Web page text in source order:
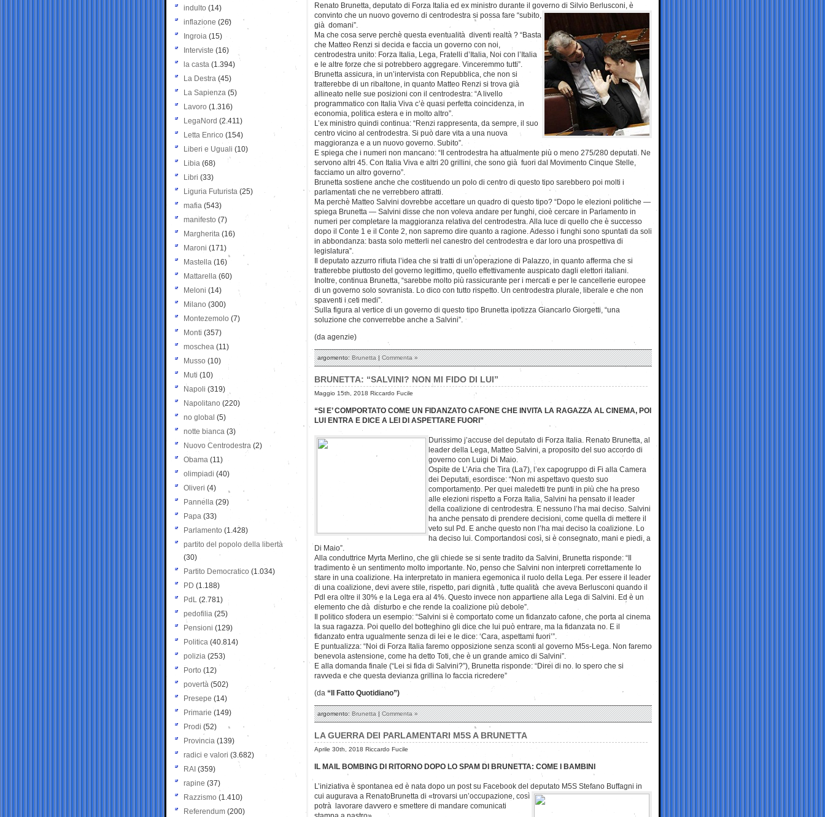
Renato Brunetta, deputato di Forza Italia ed ex ministro durante il governo di Silvio Berlusconi, è
convinto che un nuovo governo di centrodestra si possa fare “subito,
già domani”.
Ma che cosa serve perchè questa eventualità diventi realtà ? “Basta
che Matteo Renzi si decida e faccia un governo con noi,
centrodestra unito: Forza Italia, Lega, Fratelli d’Italia, Noi con l’Italia
e le altre forze che si potrebbero aggregare. Vinceremmo tutti”.
Brunetta assicura, in un’intervista con Repubblica, che non si
tratterebbe di un ribaltone, in quanto Matteo Renzi si trova già
allineato nelle sue posizioni con il centrodestra: “A livello
programmatico con Italia Viva c’è quasi perfetta coincidenza, in
economia, politica estera e in molto altro”.
L’ex ministro quindi continua: “Renzi rappresenta, da sempre, il suo
centro vicino al centrodestra. Si può dare vita a una nuova
maggioranza e a un nuovo governo. Subito”.
E spiega che i numeri non mancano: “Il centrodestra ha attualmente più o meno 275/280 deputati. Ne
servono altri 45. Con Italia Viva e altri 20 grillini, che sono già fuori dal Movimento Cinque Stelle,
facciamo un altro governo”.
Brunetta sostiene anche che costituendo un polo di centro di questo tipo sarebbero poi molti i
parlamentati che ne verrebbero attratti.
Ma perchè Matteo Salvini dovrebbe accettare un quadro di questo tipo? “Dopo le elezioni politiche —
spiega Brunetta — Salvini disse che non voleva andare per funghi, cioè cercare in Parlamento in
numeri per completare la maggioranza relativa del centrodestra. Alla luce di quello che è successo
dopo il Conte 1 e il Conte 2, non sapremo dire quanto a ragione. Adesso i funghi sono spuntati da soli
in abbondanza: basta solo metterli nel canestro del centrodestra e dar loro una prospettiva di
legislatura”.
Il deputato azzurro rifiuta l’idea che si tratti di un’operazione di Palazzo, in quanto afferma che si
tratterebbe piuttosto del governo legittimo, quello effettivamente auspicato dagli elettori italiani.
Inoltre, continua Brunetta, “sarebbe molto più rassicurante per i mercati e per le cancellerie europee
di un governo solo sovranista. Lo dico con tutto rispetto. Un centrodestra plurale, liberale e che non
spaventi i ceti medi”.
Sulla figura al vertice di un governo di questo tipo Brunetta ipotizza Giancarlo Giorgetti, “una
soluzione che converrebbe anche a Salvini”.
(da agenzie)
argomento:Brunetta|Commenta »
BRUNETTA: “SALVINI? NON MI FIDO DI LUI”
Maggio 15th, 2018 Riccardo Fucile
“SI E’ COMPORTATO COME UN FIDANZATO CAFONE CHE INVITA LA RAGAZZA AL CINEMA, POI
LUI ENTRA E DICE A LEI DI ASPETTARE FUORI”
Durissimo j’accuse del deputato di Forza Italia. Renato Brunetta, al
leader della Lega, Matteo Salvini, a proposito del suo accordo di
governo con Luigi Di Maio.
Ospite de L’Aria che Tira (La7), l’ex capogruppo di Fi alla Camera
dei Deputati, esordisce: “Non mi aspettavo questo suo
comportamento. Per quei maledetti tre punti in più che ha preso
alle elezioni rispetto a Forza Italia, Salvini ha pensato il leader
della coalizione di centrodestra. E nessuno l’ha mai deciso. Salvini
ha anche pensato di prendere decisioni, come quella di mettere il
veto sul Pd. E anche questo non l’ha mai deciso la coalizione. Lo
ha deciso lui. Comportandosi così, si è consegnato, mani e piedi, a
Di Maio”.
Alla conduttrice Myrta Merlino, che gli chiede se si sente tradito da Salvini, Brunetta risponde: “Il
tradimento è un sentimento molto importante. No, penso che Salvini non interpreti correttamente lo
stare in una coalizione. Ha interpretato in maniera egemonica il ruolo della Lega. Per essere il leader
di una coalizione, devi avere stile, rispetto, pari dignità , tutte qualità che aveva Berlusconi quando il
Pdl era oltre il 30% e la Lega era al 4%. Questo invece non appartiene alla Lega di Salvini. Ed è un
elemento che dà disturbo e che rende la coalizione più debole”.
Il politico sfodera un esempio: “Salvini si è comportato come un fidanzato cafone, che porta al cinema
la sua ragazza. Poi quello del botteghino gli dice che lui può entrare, ma la fidanzata no. E il
fidanzato entra ugualmente senza di lei e le dice: ‘Cara, aspettami fuori’”.
E puntualizza: “Noi di Forza Italia faremo opposizione senza sconti al governo M5s-Lega. Non faremo
benevola astensione, come ha detto Toti, che è un grande amico di Salvini”.
E alla domanda finale (“Lei si fida di Salvini?”), Brunetta risponde: “Direi di no. Io spero che si
ravveda e che questa devianza grillina lo faccia ricredere”
(da “Il Fatto Quotidiano”)
argomento:Brunetta|Commenta »
LA GUERRA DEI PARLAMENTARI M5S A BRUNETTA
Aprile 30th, 2018 Riccardo Fucile
IL MAIL BOMBING DI RITORNO DOPO LO SPAM DI BRUNETTA: COME I BAMBINI
L’iniziativa è spontanea ed è nata dopo un post su Facebook del deputato M5S Stefano Buffagni in
cui augurava a RenatoBrunetta di «trovarsi un’occupazione, così
potrà lavorare davvero e smettere di mandare comunicati
indulto (14)
inflazione (26)
Ingroia (15)
Interviste (16)
la casta (1.394)
La Destra (45)
La Sapienza (5)
Lavoro (1.316)
LegaNord (2.411)
Letta Enrico (154)
Liberi e Uguali (10)
Libia (68)
Libri (33)
Liguria Futurista (25)
mafia (543)
manifesto (7)
Margherita (16)
Maroni (171)
Mastella (16)
Mattarella (60)
Meloni (14)
Milano (300)
Montezemolo (7)
Monti (357)
moschea (11)
Musso (10)
Muti (10)
Napoli (319)
Napolitano (220)
no global (5)
notte bianca (3)
Nuovo Centrodestra (2)
Obama (11)
olimpiadi (40)
Oliveri (4)
Pannella (29)
Papa (33)
Parlamento (1.428)
partito del popolo della libertà
(30)
Partito Democratico (1.034)
PD (1.188)
PdL (2.781)
pedofilia (25)
Pensioni (129)
Politica (40.814)
polizia (253)
Porto (12)
povertà (502)
Presepe (14)
Primarie (149)
Prodi (52)
Provincia (139)
radici e valori (3.682)
RAI (359)
rapine (37)
Razzismo (1.410)
Referendum (200)